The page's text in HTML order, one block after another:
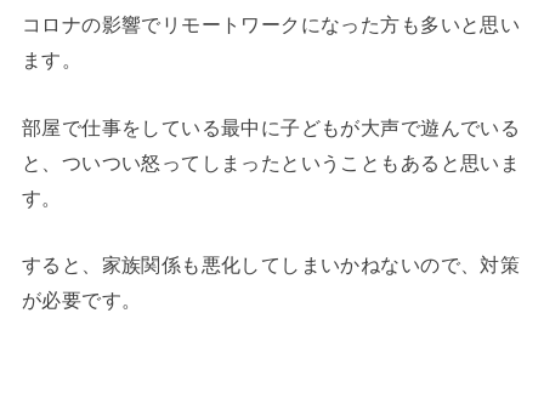
コロナの影響でリモートワークになった方も多いと思い
ます。
部屋で仕事をしている最中に子どもが大声で遊んでいる
と、ついつい怒ってしまったということもあると思いま
す。
すると、家族関係も悪化してしまいかねないので、対策
が必要です。